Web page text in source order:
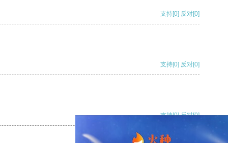
支持[0] 反对[0]
支持[0] 反对[0]
支持[0] 反对[0]